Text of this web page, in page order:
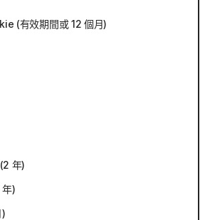
(有效期間或 12 個月)
年)
)